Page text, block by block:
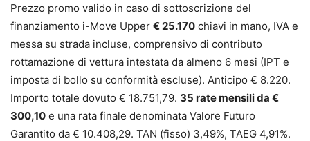
Prezzo promo valido in caso di sottoscrizione del
finanziamento i-Move Upper € 25.170 chiavi in mano, IVA e
messa su strada incluse, comprensivo di contributo
rottamazione di vettura intestata da almeno 6 mesi (IPT e
imposta di bollo su conformità escluse). Anticipo € 8.220.
Importo totale dovuto € 18.751,79. 35 rate mensili da €
300,10 e una rata finale denominata Valore Futuro
Garantito da € 10.408,29. TAN (fisso) 3,49%, TAEG 4,91%.